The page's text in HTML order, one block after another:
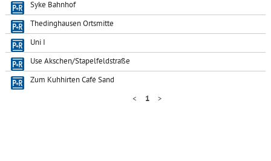
Syke Bahnhof
Thedinghausen Ortsmitte
Uni I
Use Akschen/Stapelfeldstraße
Zum Kuhhirten Café Sand
<
1 >